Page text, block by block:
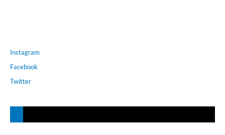
Instagram
Facebook
Twitter